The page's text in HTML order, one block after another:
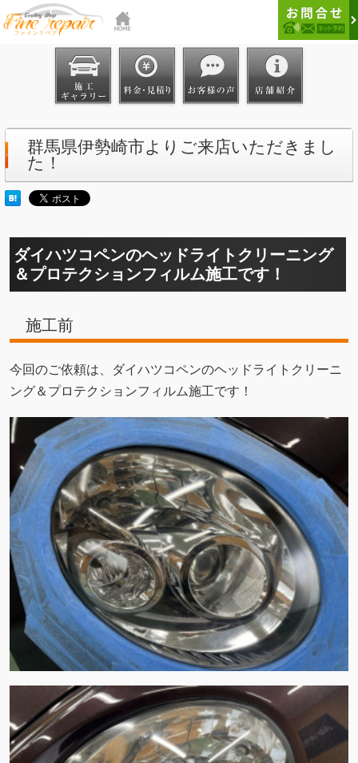
群馬県伊勢崎市よりご来店いただきまし
た！
ダイハツコペンのヘッドライトクリーニング
＆プロテクションフィルム施工です！
施工前
今回のご依頼は、ダイハツコペンのヘッドライトクリーニ
ング＆プロテクションフィルム施工です！